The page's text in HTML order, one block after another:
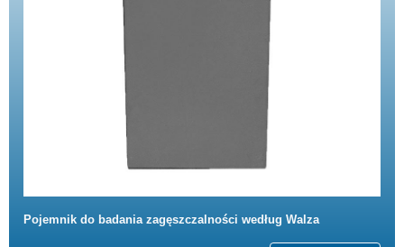
Pojemnik do badania zagęszczalności według Walza